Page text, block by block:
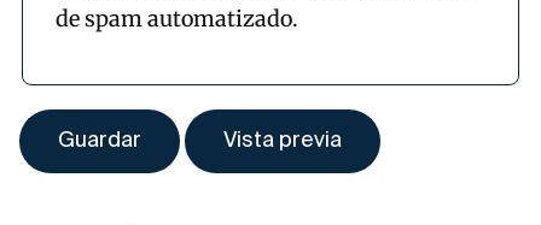
de spam automatizado.